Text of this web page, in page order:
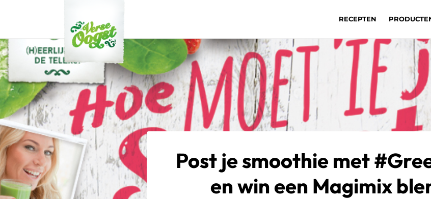
Verse Oogst
RECEPTEN
Post je smoothie met
en win een Magimix